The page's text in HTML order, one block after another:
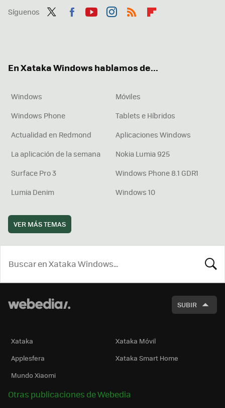
Síguenos
En Xataka Windows hablamos de...
Windows
Móviles
Windows Phone
Tablets e Híbridos
Actualidad en Redmond
Aplicaciones Windows
La aplicación de la semana
Nokia Lumia 925
Surface Pro 3
Windows Phone 8.1 GDR1
Lumia Denim
Windows 10
VER MÁS TEMAS
SUBIR
Xataka
Xataka Móvil
Applesfera
Xataka Smart Home
Mundo Xiaomi
Otras publicaciones de Webedia